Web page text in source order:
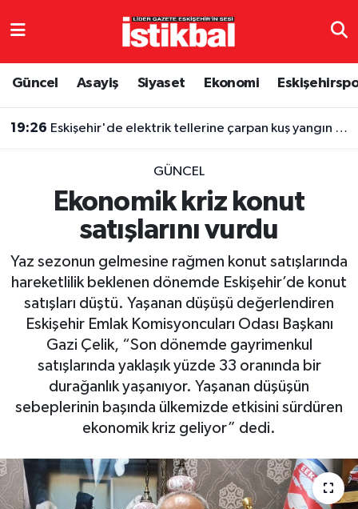
Güncel Asayiş Siyaset Ekonomi
19:26 Eskişehir'de elektrik tellerine çarpan kuş yangın çıkardı
GÜNCEL
Ekonomik kriz konut
satışlarını vurdu
Yaz sezonun gelmesine rağmen konut satışlarında
hareketlilik beklenen dönemde Eskişehir’de konut
satışları düştü. Yaşanan düşüşü değerlendiren
Eskişehir Emlak Komisyoncuları Odası Başkanı
Gazi Çelik, “Son dönemde gayrimenkul
satışlarında yaklaşık yüzde 33 oranında bir
durağanlık yaşanıyor. Yaşanan düşüşün
sebeplerinin başında ülkemizde etkisini sürdüren
ekonomik kriz geliyor” dedi.
Eskişehirspor
Eğitim
Ekonomi
Sağlık
Yaşam
Resmi ilanlar
Eskişehir Nöbetçi Eczaneler
TFF 3.Lig 4.Grup Puan Durumu ve Fikstür
Tüm Manşetler
Son Dakika Haberleri
Haber Arşivi